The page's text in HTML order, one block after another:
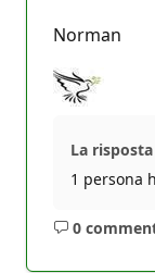
Norman
La
1 persona
0